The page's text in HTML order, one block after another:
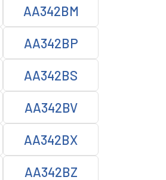
AA342BM
AA342BP
AA342BS
AA342BV
AA342BX
AA342BZ